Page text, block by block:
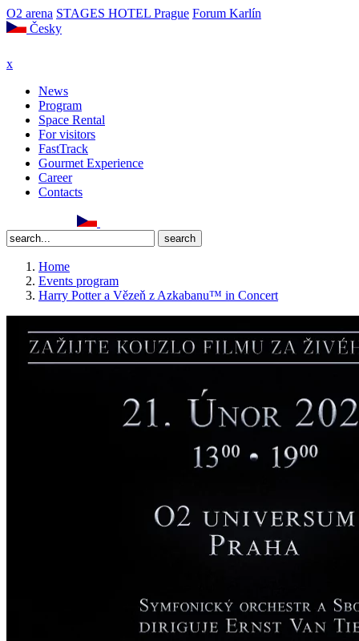
O2 arena STAGES HOTEL Prague Forum Karlín
Česky
x
News
Program
Space Rental
For visitors
FastTrack
Gourmet Experience
Career
Contacts
Home
Events program
Harry Potter a Vězeň z Azkabanu™ in Concert